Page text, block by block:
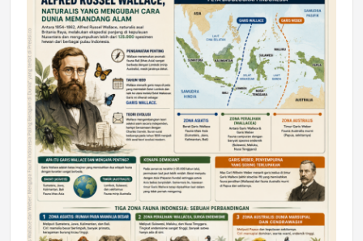
DAERAH
Astra Motor Kalimantan Timur 2 Dukung
Mahasiswa Samarinda dalam Astra
Honda SDGs Future Leaders 2026
Jumat, 10 Jul 2026 19:01